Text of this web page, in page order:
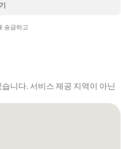
송금하고
니다. 서비스 제공 지역이 아닌